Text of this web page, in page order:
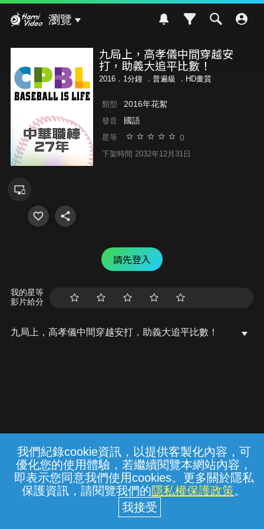
我們紀錄cookie資訊，以提供客製化內容，可
優化您的使用體驗，若繼續閱覽本網站內容，
即表示您同意我們使用cookies。更多關於隱私
保護資訊，請閱覽我們的隱私權保護政策。
瀏覽
九局上，高孝儀中間穿越安
打，助義大追平比數！
2016．1分鐘 ． 普遍級 ．HD畫質
類型 2016年花絮
發音 國語
星等 0
下架時間 2032年12月31日
請先登入
我的星等
影片給分
九局上，高孝儀中間穿越安打，助義大追平比數！
常見問題 線上客服 服務條款 隱私權保護
中華電信股份有限公司個人家庭分公司
(統一編號：96979949) © 2026
{{notifyMsg}}